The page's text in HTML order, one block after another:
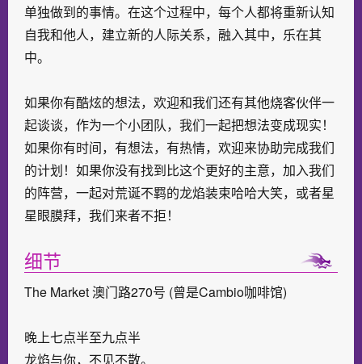
单独做到的事情。在这个过程中，每个人都将重新认知
自我和他人，建立新的人际关系，融入其中，乐在其
中。
如果你有酷炫的想法，欢迎和我们还有其他烧客伙伴一
起谈谈，作为一个小团队，我们一起把想法变成现实！
如果你有时间，有想法，有热情，欢迎来协助完成我们
的计划！如果你没有找到比这个更好的主意，加入我们
的阵营，一起对荒诞不羁的龙焰装束哈哈大笑，或者星
星眼膜拜，我们来者不拒！
细节
The Market 澳门路270号 (曾是Cambio咖啡馆)
晚上七点半至九点半
龙焰与你，不见不散。